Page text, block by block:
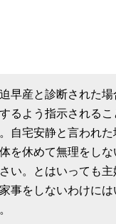
早産と診断された
るよう指示される
自宅安静と言われ
を休めて無理をしな
い。とはいっても主
事をしないわけには